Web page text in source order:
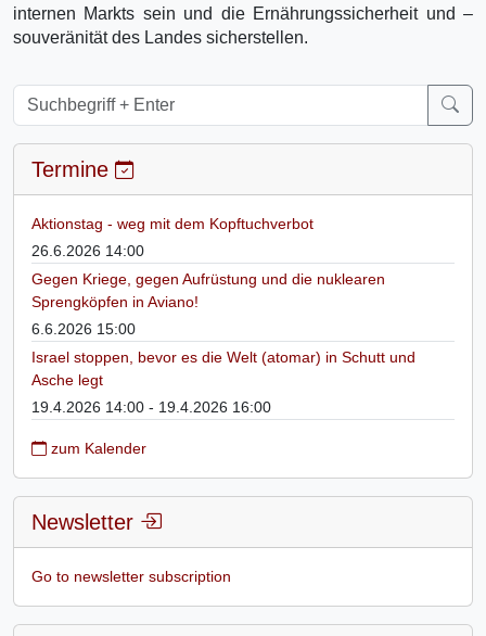
internen Markts sein und die Ernährungssicherheit und –
souveränität des Landes sicherstellen.
Termine
Aktionstag - weg mit dem Kopftuchverbot
26.6.2026 14:00
Gegen Kriege, gegen Aufrüstung und die nuklearen
Sprengköpfen in Aviano!
6.6.2026 15:00
Israel stoppen, bevor es die Welt (atomar) in Schutt und
Asche legt
19.4.2026 14:00 - 19.4.2026 16:00
zum Kalender
Newsletter
Go to newsletter subscription